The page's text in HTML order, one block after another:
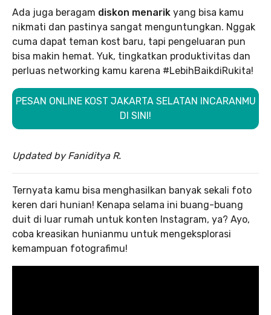
Ada juga beragam diskon menarik yang bisa kamu
nikmati dan pastinya sangat menguntungkan. Nggak
cuma dapat teman kost baru, tapi pengeluaran pun
bisa makin hemat. Yuk, tingkatkan produktivitas dan
perluas networking kamu karena #LebihBaikdiRukita!
PESAN ONLINE KOST JAKARTA SELATAN INCARANMU
DI SINI!
Updated by Faniditya R.
Ternyata kamu bisa menghasilkan banyak sekali foto
keren dari hunian! Kenapa selama ini buang-buang
duit di luar rumah untuk konten Instagram, ya? Ayo,
coba kreasikan hunianmu untuk mengeksplorasi
kemampuan fotografimu!